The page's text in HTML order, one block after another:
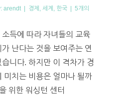
arendt | 경제 세계 한국 | 5개의
소득에 따라 자녀들의 교육
난다는 것을 보여주는 연
니다. 하지만 이 격차가 경
미치는 비용은 얼마나 될까
위한 워싱턴 센터